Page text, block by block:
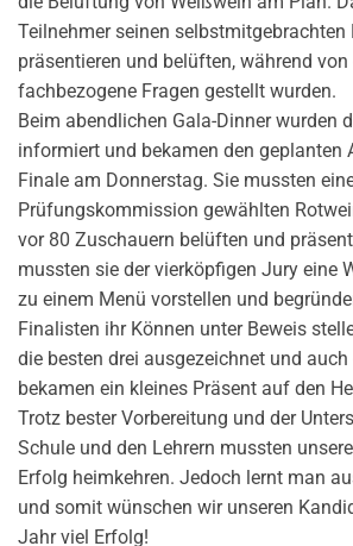
Teilnehmer seinen selbstmitgebrachten
präsentieren und belüften, während
fachbezogene Fragen gestellt wurden.
Beim abendlichen Gala-Dinner wurden
informiert und bekamen den geplanten
Finale am Donnerstag. Sie mussten
Prüfungskommission gewählten
vor 80 Zuschauern belüften und
mussten sie der vierköpfigen Jury eine
zu einem Menü vorstellen und
Finalisten ihr Können unter Beweis
die besten drei ausgezeichnet und auch
bekamen ein kleines Präsent auf den
Trotz bester Vorbereitung und der
Schule und den Lehrern mussten
Erfolg heimkehren. Jedoch lernt man
und somit wünschen wir unseren
Jahr viel Erfolg!